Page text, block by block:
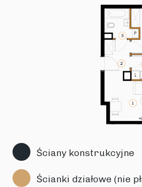
Ściany konstrukcyjne
Ścianki działowe (nie